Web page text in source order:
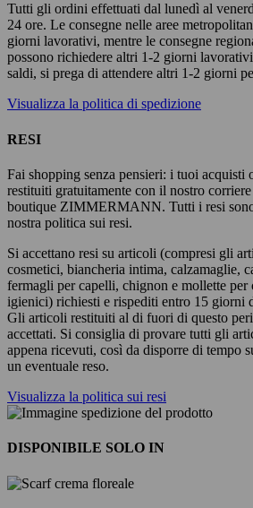
Tutti gli ordini effettuati dal lunedì al
24 ore. Le consegne nelle aree
giorni lavorativi, mentre le consegne
possono richiedere altri 1-2 giorni
saldi, si prega di attendere altri 1-2 giorni
Visualizza la politica di spedizione
RESI
Fai shopping senza pensieri: i tuoi acquisti
restituiti gratuitamente con il nostro
boutique ZIMMERMANN. Tutti i resi
nostra politica sui resi.
Si accettano resi su articoli (compresi gli
cosmetici, biancheria intima, calzamaglie,
fermagli per capelli, chignon e mollette
igienici) richiesti e rispediti entro 15 giorni
Gli articoli restituiti al di fuori di questo
accettati. Si consiglia di provare tutti gli
appena ricevuti, così da disporre di tempo
un eventuale reso.
Visualizza la politica sui resi
DISPONIBILE SOLO IN